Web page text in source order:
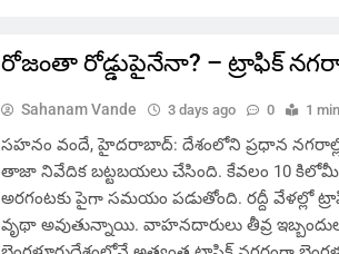
రోజంతా రోడ్డుపైనేనా? – ట్రాఫిక్
Sahanam Vande 3 days ago 0 1
సహనం వందే, హైదరాబాద్: దేశంలోని ప్రధాన
తాజా నివేదిక బట్టబయలు చేసింది. కేవలం 10
అరగంటకు పైగా సమయం పడుతోంది. రద్దీ వేళల్లో
వృథా అవుతున్నాయి. వాహనదారులు తీవ్ర